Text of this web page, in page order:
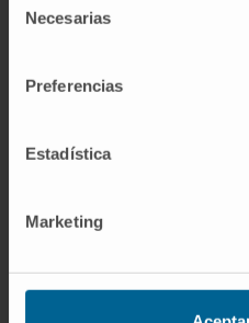
Necesarias
Preferencias
Estadística
Marketing
2022 Mar
VER PUBLICACIÓN EN PUBMED